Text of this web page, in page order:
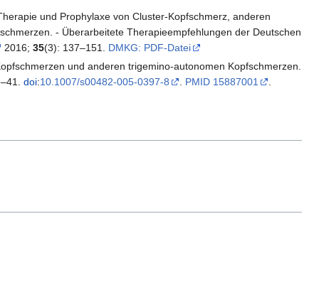
und Prophylaxe von Cluster-Kopfschmerz, anderen
- Überarbeitete Therapieempfehlungen der Deutschen
2016;35(3): 137–151. DMKG: PDF-Datei
und anderen trigemino-autonomen Kopfschmerzen.
doi:10.1007/s00482-005-0397-8 . PMID 15887001 .